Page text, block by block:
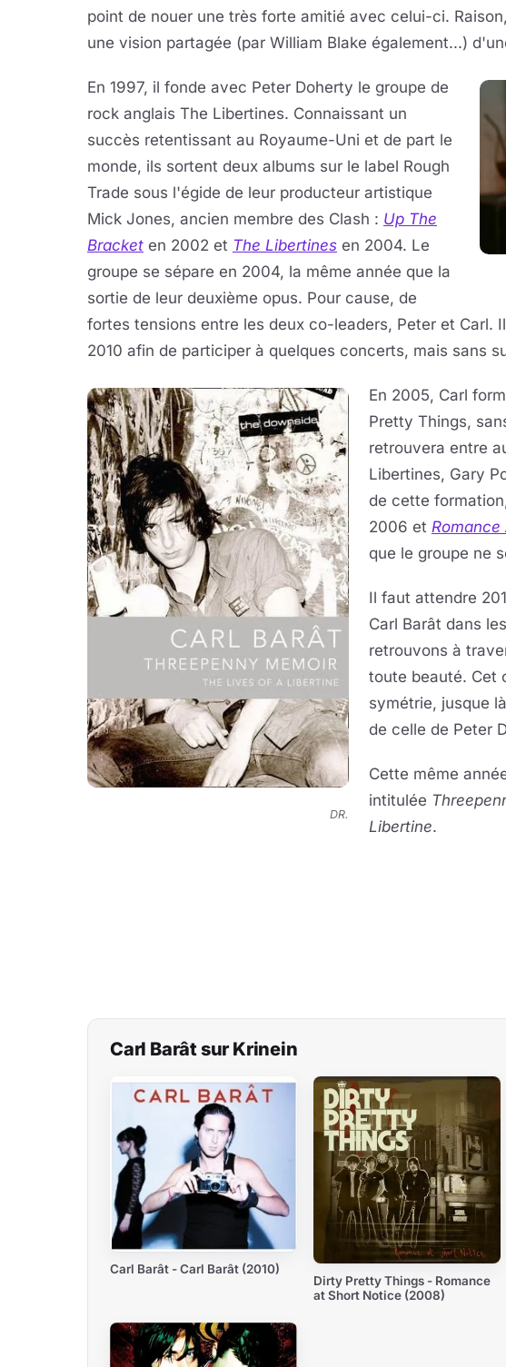
point de nouer une très forte amitié avec celui-ci.
une vision partagée (par William Blake également...)
En 1997, il fonde avec Peter Doherty le groupe de
rock anglais The Libertines. Connaissant un
succès retentissant au Royaume-Uni et de part le
monde, ils sortent deux albums sur le label Rough
Trade sous l'égide de leur producteur artistique
Mick Jones, ancien membre des Clash : Up The
Bracket en 2002 et The Libertines en 2004. Le
groupe se sépare en 2004, la même année que la
sortie de leur deuxième opus. Pour cause, de
fortes tensions entre les deux co-leaders, Peter et Carl.
2010 afin de participer à quelques concerts, mais sans
DR.
En 2005, Carl
Pretty Things,
retrouvera entre
Libertines, Gary
de cette
2006 et
que le groupe ne
Il faut attendre
Carl Barât dans
retrouvons à
toute beauté. Cet
symétrie, jusque
de celle de Peter
Cette même
intitulée
Libertine.
Carl Barât sur Krinein
Carl Barât - Carl Barât (2010)
Dirty Pretty Things - Romance
at Short Notice (2008)